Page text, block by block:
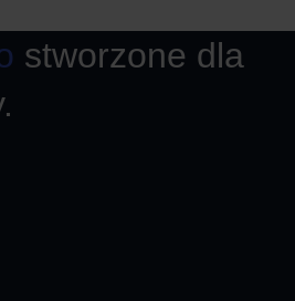
stworzone dla